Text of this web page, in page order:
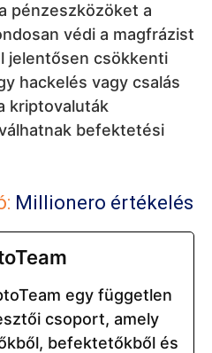
pénzeszközöket a
védi a magfrázist
jelentősen csökkenti
hackelés vagy csalás
kriptovaluták
befektetési
Millionero értékelés
egy független
csoport, amely
befektetőkből és